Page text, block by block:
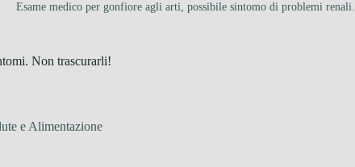
Esame medico per gonfiore agli arti, possibile sintomo di problemi renali.
Non trascurarli!
e Alimentazione